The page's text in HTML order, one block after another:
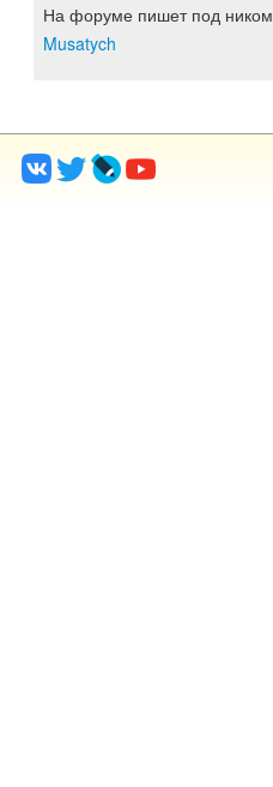
На форуме пишет под ником
Musatych